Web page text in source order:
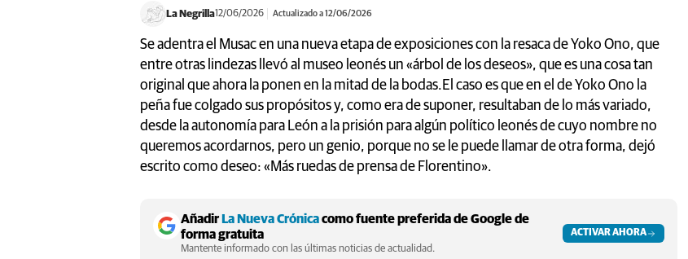
La Negrilla12/06/2026 Actualizado a 12/06/2026
Se adentra el Musac en una nueva etapa de exposiciones con la resaca de Yoko Ono, que
entre otras lindezas llevó al museo leonés un «árbol de los deseos», que es una cosa tan
original que ahora la ponen en la mitad de la bodas.El caso es que en el de Yoko Ono la
peña fue colgado sus propósitos y, como era de suponer, resultaban de lo más variado,
desde la autonomía para León a la prisión para algún político leonés de cuyo nombre no
queremos acordarnos, pero un genio, porque no se le puede llamar de otra forma, dejó
escrito como deseo: «Más ruedas de prensa de Florentino».
Añadir La Nueva Crónicacomo fuente preferida de Google de
forma gratuita
Mantente informado con las últimas noticias de actualidad.
ACTIVAR AHORA